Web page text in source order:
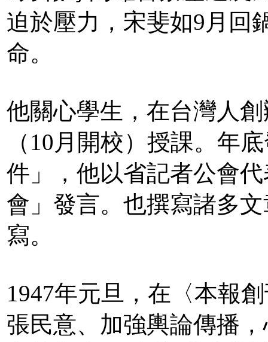
迫於壓力，宋斐如9月回
命。
他關心學生，在台灣人
（10月開校）授課。年
件」，他以省記者公會
會」發言。也撰寫諸多
寫。
1947年元旦，在〈本報
張民意、加強輿論傳播